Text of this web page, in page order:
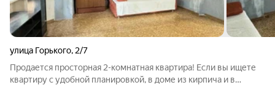
улица Горького, 2/7
Продается просторная 2-комнатная квартира! Если вы ищете
квартиру с удобной планировкой, в доме из кирпича и в